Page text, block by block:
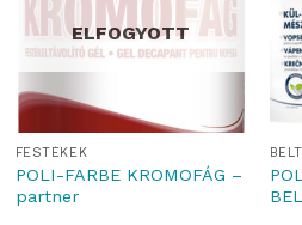
ELFOGYOTT
FESTÉKEK
POLI-FARBE KROMOFÁG –
partner